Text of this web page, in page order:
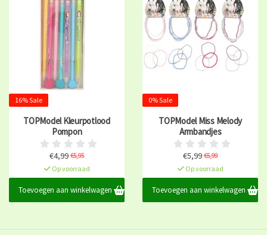
16% Sale
TOPModel Kleurpotlood
Pompon
€4,99 €5,95
Op voorraad
Toevoegen aan winkelwagen
0% Sale
TOPModel Miss Melody
Armbandjes
€5,99 €5,99
Op voorraad
Toevoegen aan winkelwagen